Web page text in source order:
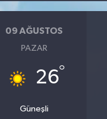
09 AĞUSTOS
PAZAR
26°
Güneşli